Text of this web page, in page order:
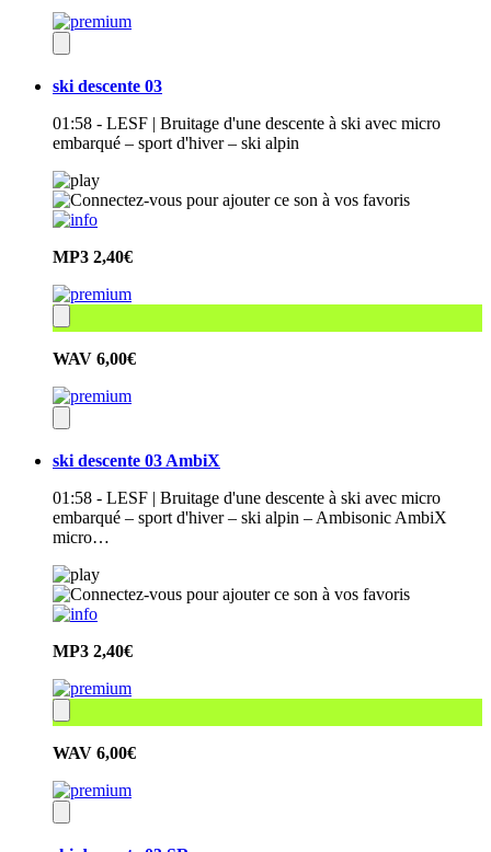
ski descente 03
01:58 - LESF | Bruitage d'une descente à ski avec micro
embarqué – sport d'hiver – ski alpin
MP3 2,40€
WAV 6,00€
ski descente 03 AmbiX
01:58 - LESF | Bruitage d'une descente à ski avec micro
embarqué – sport d'hiver – ski alpin – Ambisonic AmbiX
micro…
MP3 2,40€
WAV 6,00€